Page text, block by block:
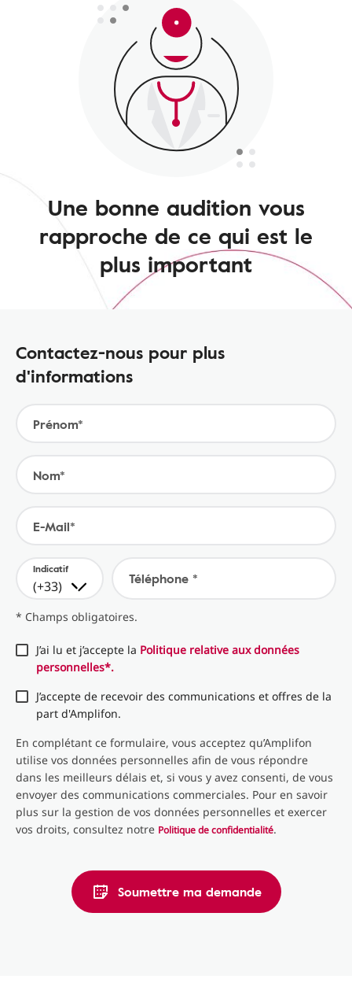
Une bonne audition vous
rapproche de ce qui est le
plus important
Contactez-nous pour plus
d'informations
Prénom*
Nom*
E-Mail*
Indicatif
(+33) Téléphone *
* Champs obligatoires.
J’ai lu et j’accepte la Politique relative aux données
personnelles*.
J’accepte de recevoir des communications et offres de la
part d'Amplifon.
En complétant ce formulaire, vous acceptez qu’Amplifon
utilise vos données personnelles afin de vous répondre
dans les meilleurs délais et, si vous y avez consenti, de vous
envoyer des communications commerciales. Pour en savoir
plus sur la gestion de vos données personnelles et exercer
vos droits, consultez notre Politique de confidentialité.
Soumettre ma demande